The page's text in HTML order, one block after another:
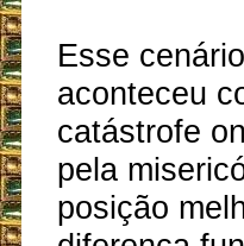
Esse
aconteceu
catástrofe
pela
posição